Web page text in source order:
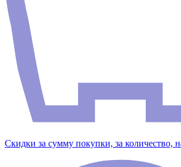
Скидки за сумму покупки, за количество,